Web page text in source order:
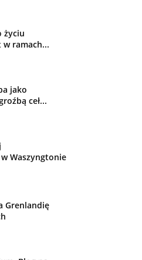
życiu
ramach...
jako
ceł...
Waszyngtonie
Grenlandię